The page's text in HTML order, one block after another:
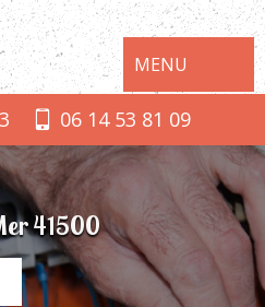
MENU
06 14 53 81 09
41500